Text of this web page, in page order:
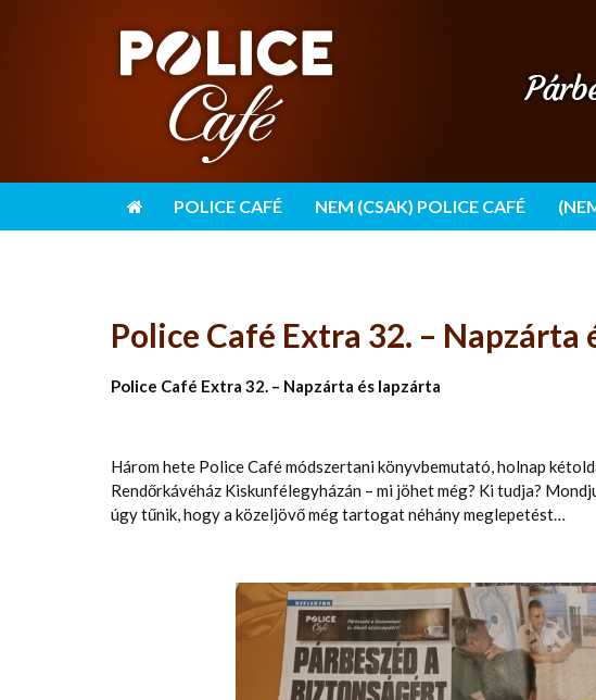
POLICE CAFÉ NEM (CSAK) POLICE CAFÉ
Police Café Extra 32. – Napzárta
Police Café Extra 32. – Napzárta és lapzárta
Három hete Police Café módszertani könyvbemutató, holnap
Rendőrkávéház Kiskunfélegyházán – mi jöhet még? Ki tudja?
úgy tűnik, hogy a közeljövő még tartogat néhány meglepetést…